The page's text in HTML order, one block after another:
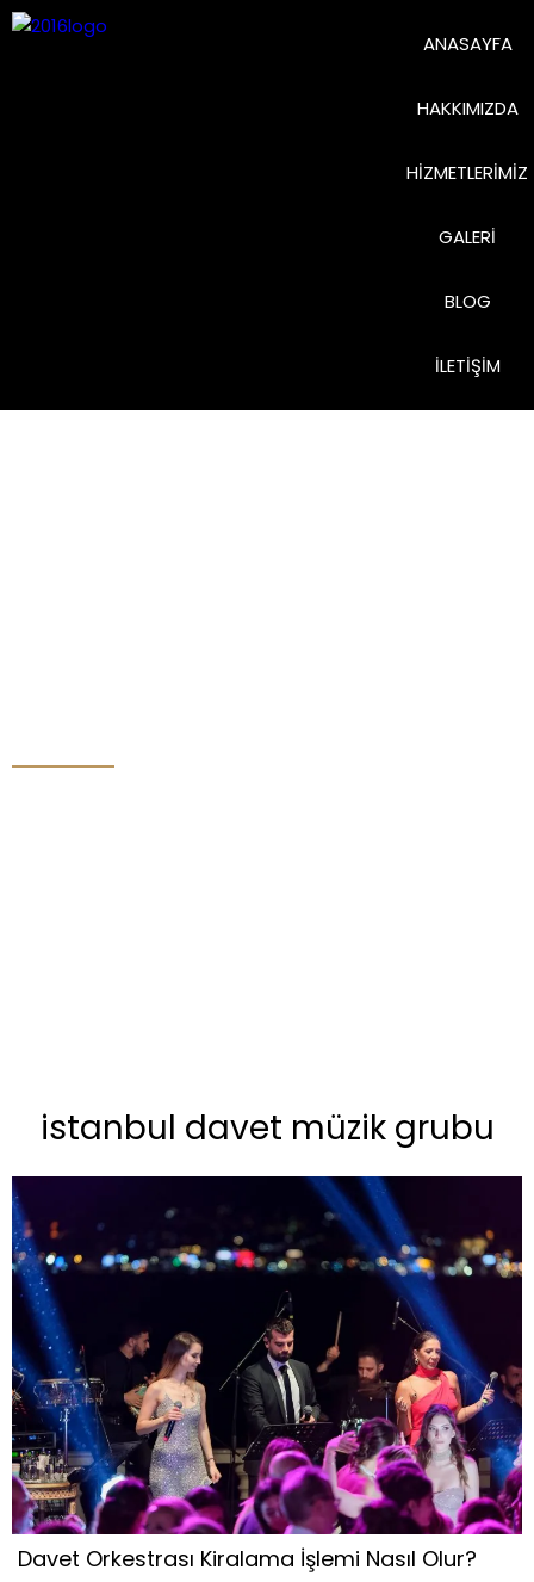
ANASAYFA
HAKKIMIZDA
HIZMETLERIMIZ
GALERI
BLOG
İLETIŞIM
istanbul davet müzik grubu
Davet Orkestrası Kiralama İşlemi Nasıl Olur?